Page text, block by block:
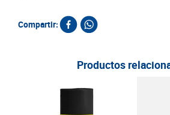
Compartir:
Productos